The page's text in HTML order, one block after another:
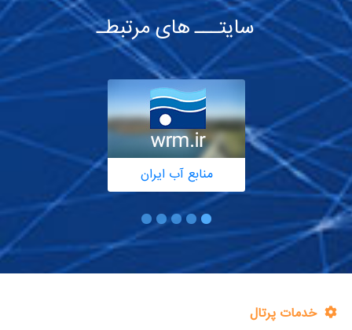
سایتـــ های مرتبطـ
منابع آب ایران
خدمات پرتال